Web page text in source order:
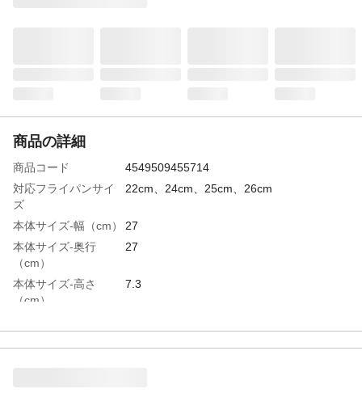
商品の詳細
商品コード
4549509455714
対応フライパンサイ
ズ
22cm、24cm、25cm、26cm
本体サイズ-幅（cm）
27
本体サイズ-奥行
（cm）
27
本体サイズ-高さ
（cm）
7.3